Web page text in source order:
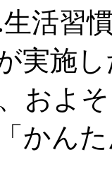
生活習
実施
およ
かん